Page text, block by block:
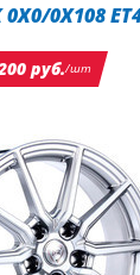
0X0/0X108
руб./шт